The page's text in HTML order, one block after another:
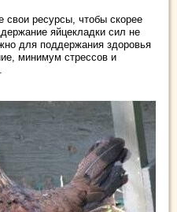
свои ресурсы, чтобы скорее
яйцекладки сил не
для поддержания здоровья
минимум стрессов и